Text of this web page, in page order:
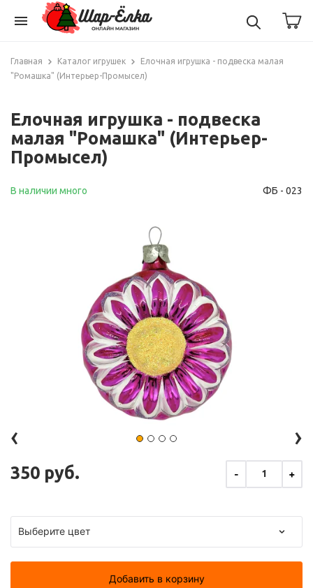
menu
Главная Каталог игрушек
Елочная игрушка - подвеска малая
"Ромашка" (Интерьер-Промысел)
Елочная игрушка - подвеска
малая "Ромашка" (Интерьер-
Промысел)
В наличии много ФБ - 023
‹ ›
350 руб. - 1 +
Добавить в корзину